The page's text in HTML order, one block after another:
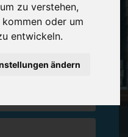
zu verstehen,
oder um
entwickeln.
ändern
Rückruf
persönliche Nachricht.